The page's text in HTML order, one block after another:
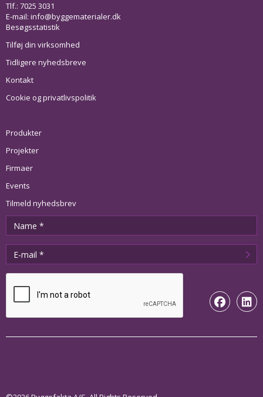
Tlf.: 7025 3031
E-mail: info@byggematerialer.dk
Besøgsstatistik
Tilføj din virksomhed
Tidligere nyhedsbreve
Kontakt
Cookie og privatlivspolitik
Produkter
Projekter
Firmaer
Events
Tilmeld nyhedsbrev